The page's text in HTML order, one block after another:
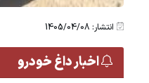
انتشار: 1405/04/08
اخبار داغ خودرو